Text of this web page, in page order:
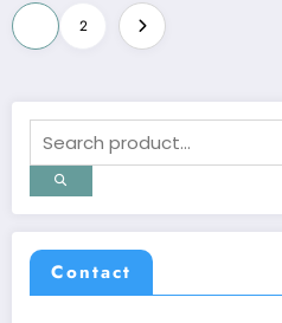
Pagination
des
publications
2
Contact